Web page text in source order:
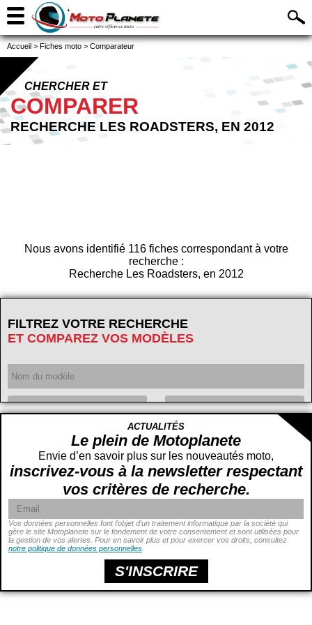
Accueil > Fiches moto > Comparateur
CHERCHER ET
COMPARER
RECHERCHE LES ROADSTERS, EN 2012
Nous avons identifié 116 fiches correspondant à votre
recherche :
Recherche Les Roadsters, en 2012
FILTREZ VOTRE RECHERCHE
ET COMPAREZ VOS MODÈLES
Cylindrée
cc
Puissance
ch -
Prix
cm -
ACTUALITÉS
Le plein de Motoplanete
Envie d’en savoir plus sur les nouveautés moto,
inscrivez-vous à la newsletter respectant
vos critères de recherche.
Vos données personnelles font l’objet d’un traitement informatique par la société qui
gère le site Motoplanete sur le fondement de votre consentement et sont utilisées pour
la gestion de vos alertes. Pour en savoir plus et pour exercer vos droits, consultez
notre politique de données personnelles
S'INSCRIRE